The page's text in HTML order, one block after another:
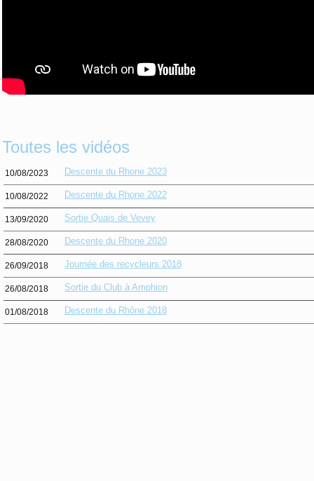
Toutes les vidéos
10/08/2023 Descente du Rhone 2023
10/08/2022 Descente du Rhone 2022
13/09/2020 Sortie Quais de Vevey
28/08/2020 Descente du Rhone 2020
26/09/2018 Journée des recycleurs 2018
26/08/2018 Sortie du Club à Amphion
01/08/2018 Descente du Rhône 2018